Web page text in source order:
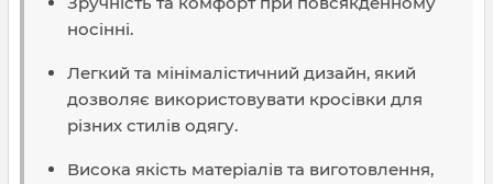
носінні.
Легкий та мінімалістичний дизайн, який
дозволяє використовувати кросівки для
різних стилів одягу.
Висока якість матеріалів та виготовлення,